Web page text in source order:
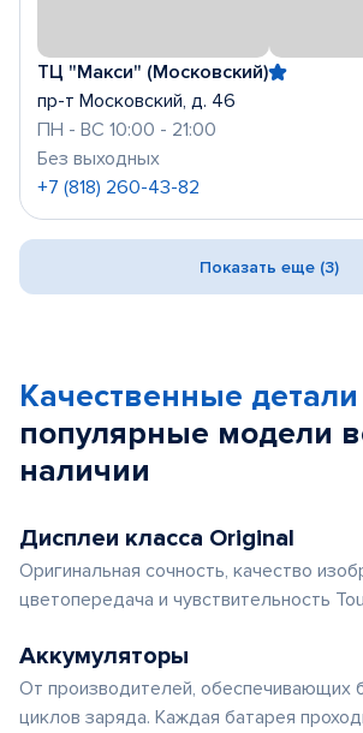
ТЦ "Макси" (Московский)
пр-т Московский, д. 46
ПН - ВС 10:00 - 21:00
Без выходных
+7 (818) 260-43-82
Показать еще (3)
Качественные детали
популярные модели
наличии
Дисплеи класса Original
Оригинальная сочность, качество
цветопередача и чувствительность
Аккумуляторы
От производителей, обеспечивающих
циклов заряда. Каждая батарея